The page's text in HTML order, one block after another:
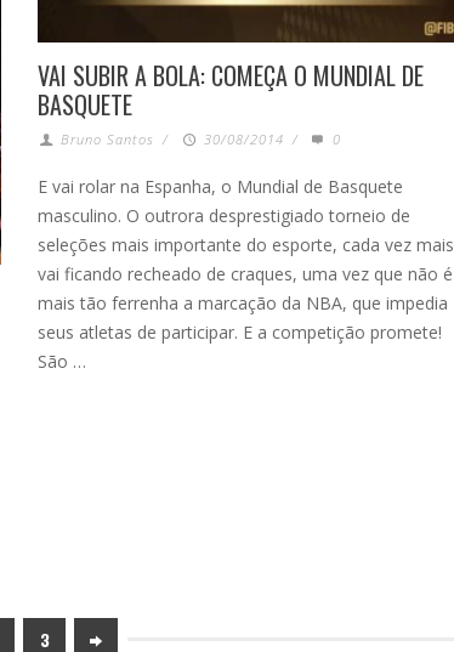
VAI SUBIR A BOLA: COMEÇA O MUNDIAL DE
BASQUETE
Bruno Santos / 30/08/2014 / 0
E vai rolar na Espanha, o Mundial de Basquete
masculino. O outrora desprestigiado torneio de
seleções mais importante do esporte, cada vez mais
vai ficando recheado de craques, uma vez que não é
mais tão ferrenha a marcação da NBA, que impedia
seus atletas de participar. E a competição promete!
São …
3